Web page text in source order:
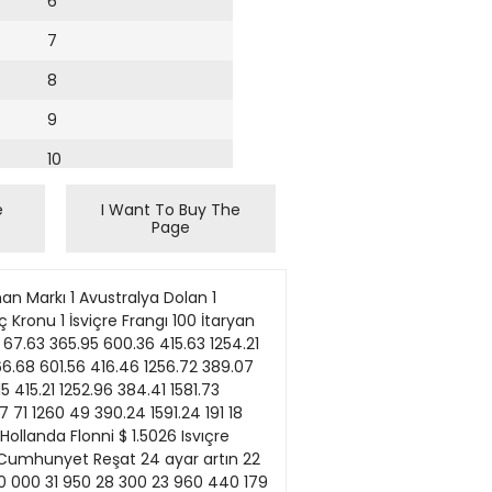
7
8
9
10
14
15
16
17
18
I Want To Buy The
Page
nasıl sağlanacağı belirlenemedi. Tütüncü bu yılki fiyatla enflasyon karşısında yüzde 16.3 zarar ediyor. ANKARA (Cumhunyet Büro- su) — Tütün fıyatlarındaki artış- lann enflasyonun gerisinde tutul- ması sonucu üreticinin son iki yıl- lık enflasyon zaranmn yüzde 23'e ulaştığı belirlendi. Tekel'in tütun ahmlan karşılığında ureticilere ya- pacağı ödemeler için gerekli kay- nağı da hâlâ bulamadığı bildirili- yor. Açıklanan tütün fiyatlarının enflasyon karşısında' üreticiyi yüz- de 16'lık bir reel kayba uğrataca- ğı hesaplandı. Tekel Genel Mü- durluğu'nün verilerine dayanıla- ABD'nin yeni tütün pazarı Türkiye ANKARA (CDmhnriyet Biiroso) — Hü- kümetin tütün tireticisine verdiği fiyat köy- lüyü sokağa dökerken ithal ettiğiıniz Ame- rikan tipi tütun miktan giderek artıyor. Te- kel'in 1988'de üretimine başladığı 2000 siga- rası için ithal edilen tütünün S bin tona yak- laştığı öğreruldi. Türkiye'ye yabancı sigaraJarın ginneye başlaması ve tüketiminin hızla artmasımn ardından Tekel Genel Müdürü Soreyya YB- ce! Özden kendilerinin de Amerikan tıpi tıi- tün kanştıntmıs sigara üretecegiru açıklamış- tı. Bu doğrultuda Tokat'taki sigara fabrika- sının ana yapısı korunmuş, ancak makine- ier Amerikan tipi "Mendcd" sigara üretimi için değiştiriimisTi. Bir yıla yakın sören la- boratuvar çalışmalan sonunda Amenkalı uz- manlann gözeîiminde üretimine başlanan Tekel 2000 sigarası özden'e göre "iyi tnttu." Söz konusu sigara için ilk aşamada 1988 ağustosunda 1500 ton Virginia tipi tütün it- hal edildi. Bunu diğer partiler izledi ve son- radan getirilen 3 bin tonla miktar 5 bin to- na yaklaştı. Piyasada Tekel 2OOO'in tutma- sıyla birlikte ithalat miktannın da artacağı ifade ediliyor. Öte yandan Amerikan tütüncülük çevre- ierinin Türki$e"den "yeni we önemli bir pazar" diye söz ettiii belirtiliyor. ABD Ta- n m Komitesi'nin bir alt kunıluşu olan Tü- tün ve Fıstıklar Komitesi üyesı Charles Ro- se'un Türkiye'den gelen istekleri ve satılan tütüne üişkin değerlendirmeleri dikkatle iz- lediklerini açıkiaması bunun btr kanıtı ola- rak gösteriliyor. Türkiye'de Virginıa tipi tütlın üretılmesi çaJışmalan da devarn ediyor. Burdur Bucak ve Balıkesir Gönen'de deneme üretimleri ya- pılmakta olan Amerikan tipi tutunlerin he- nüz "ekonomik" olmadığı belirtiliyor. Gö- nen'de üretilen Virginia tipi tutünler Türki- ye'd